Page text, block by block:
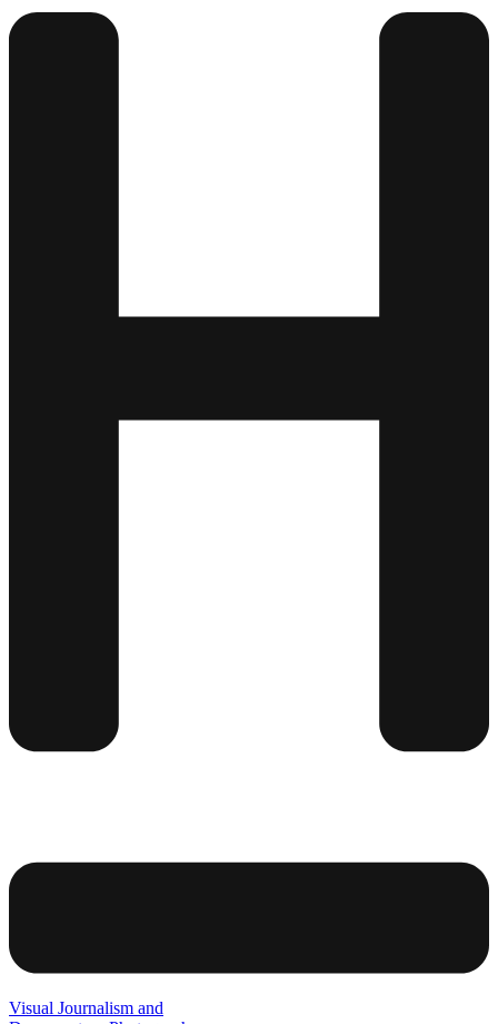
Visual Journalism and